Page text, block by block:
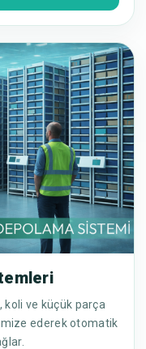
ve küçük parça
ederek otomatik